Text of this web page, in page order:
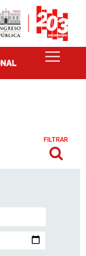
FILTRAR